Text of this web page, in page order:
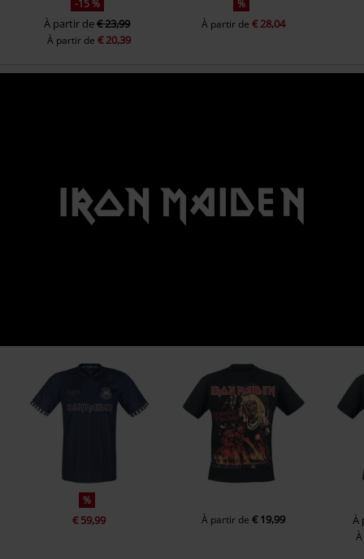
-15 %
À partir de€ 23,99
À partir de€ 20,39
%
À partir de€ 28,04
%
€ 59,99 À partir de€ 19,99 À